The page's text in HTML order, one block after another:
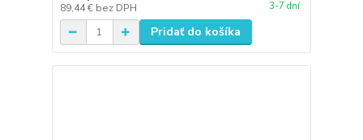
89,44 € bez DPH 3-7 dní
Pridať do košíka